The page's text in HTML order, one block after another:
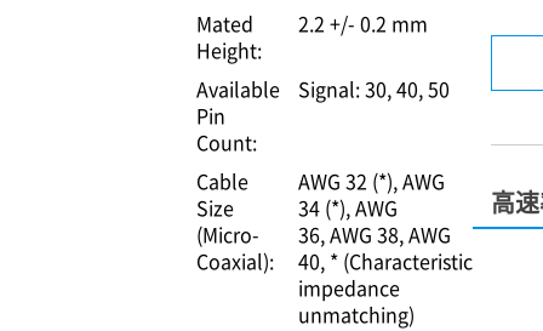
Mated
Height:
2.2 +/- 0.2 mm
Available
Pin
Count:
Signal: 30, 40, 50
Cable
Size
(Micro-
Coaxial):
AWG 32 (*) AWG
34 (*) AWG
36 AWG 38 AWG
40 * (Characteristic
impedance
unmatching)
高